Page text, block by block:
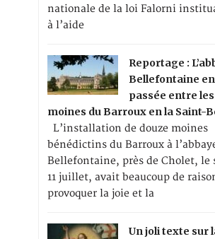
nationale de la loi Falorni
à l’aide
Reportage :
Bellefontaine
passée entre
moines du Barroux en la Saint-
L’installation de douze moines
bénédictins du Barroux à
Bellefontaine, près de Cholet, le
11 juillet, avait beaucoup de
provoquer la joie et la
Un joli texte sur